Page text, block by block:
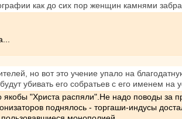
как до сих пор женщин камнями
но вот это учение упало на
убивать его собратьев с его именем на
якобы "Христа распяли".Не надо поводы
поднялось - торгаши-индусы